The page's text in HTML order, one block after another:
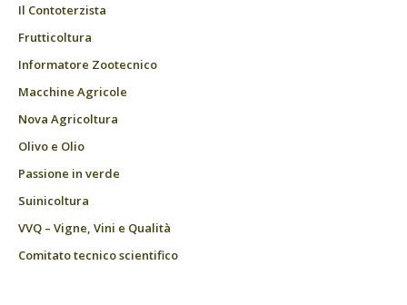
Il Contoterzista
Frutticoltura
Informatore Zootecnico
Macchine Agricole
Nova Agricoltura
Olivo e Olio
Passione in verde
Suinicoltura
VVQ – Vigne, Vini e Qualità
Comitato tecnico scientifico